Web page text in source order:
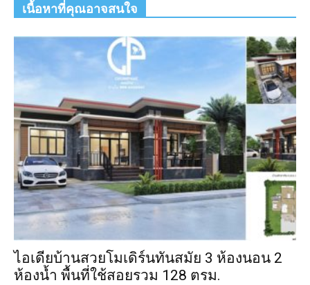
เนื้อหาที่คุณอาจสนใจ
ไอเดียบ้านสวยโมเดิร์นทันสมัย 3 ห้องนอน 2
ห้องน้ำ พื้นที่ใช้สอยรวม 128 ตรม.